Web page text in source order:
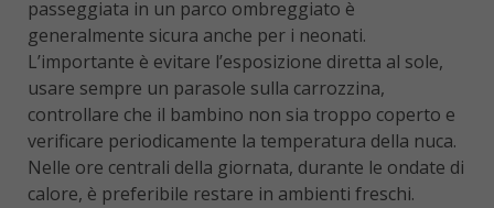
passeggiata in un parco ombreggiato è
generalmente sicura anche per i neonati.
L’importante è evitare l’esposizione diretta al sole,
usare sempre un parasole sulla carrozzina,
controllare che il bambino non sia troppo coperto e
verificare periodicamente la temperatura della nuca.
Nelle ore centrali della giornata, durante le ondate di
calore, è preferibile restare in ambienti freschi.